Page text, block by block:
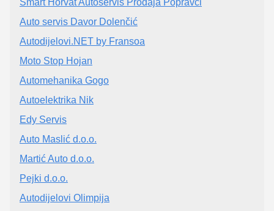
Smart Horvat Autoservis Prodaja Popravci
Auto servis Davor Dolenčić
Autodijelovi.NET by Fransoa
Moto Stop Hojan
Automehanika Gogo
Autoelektrika Nik
Edy Servis
Auto Maslić d.o.o.
Martić Auto d.o.o.
Pejki d.o.o.
Autodijelovi Olimpija